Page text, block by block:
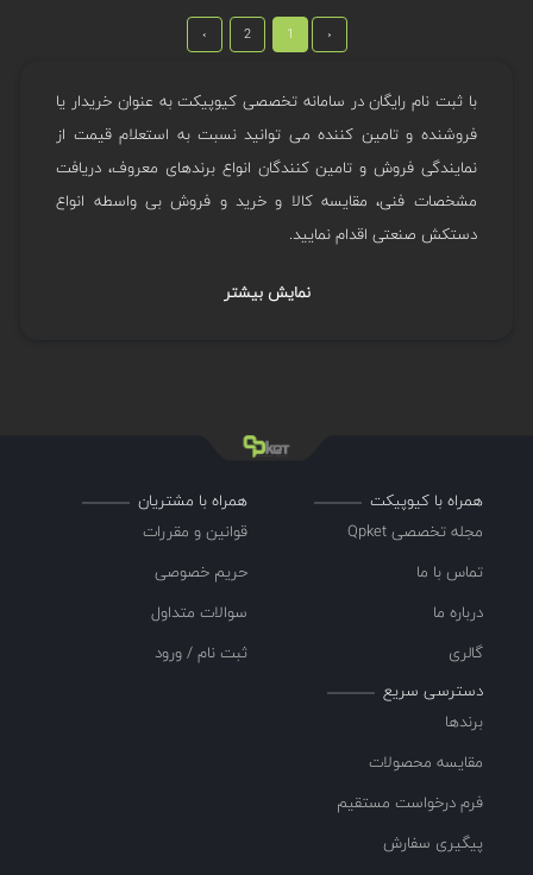
‹
1
2
›
با ثبت نام رایگان در سامانه تخصصی کیوپیکت به عنوان خریدار یا
فروشنده و تامین کننده می توانید نسبت به استعلام قیمت از
نمایندگی فروش و تامین کنندگان انواع برندهای معروف، دریافت
مشخصات فنی، مقایسه کالا و خرید و فروش بی واسطه انواع
دستکش صنعتی اقدام نمایید.
نمایش بیشتر
همراه با کیوپیکت
مجله تخصصی Qpket
تماس با ما
درباره ما
گالری
همراه با مشتریان
قوانین و مقررات
حریم خصوصی
سوالات متداول
ثبت نام / ورود
دسترسی سریع
برندها
مقایسه محصولات
فرم درخواست مستقیم
پیگیری سفارش